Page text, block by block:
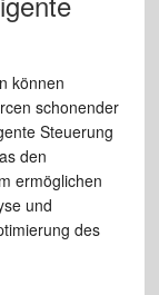
können
schonender
Steuerung
den
ermöglichen
und
des